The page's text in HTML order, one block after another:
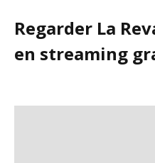
Regarder La
en streaming